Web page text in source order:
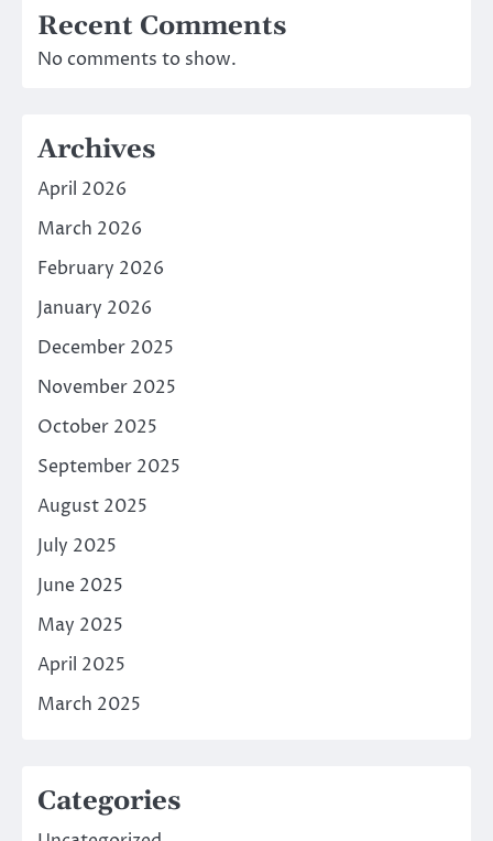
Recent Comments
No comments to show.
Archives
April 2026
March 2026
February 2026
January 2026
December 2025
November 2025
October 2025
September 2025
August 2025
July 2025
June 2025
May 2025
April 2025
March 2025
Categories